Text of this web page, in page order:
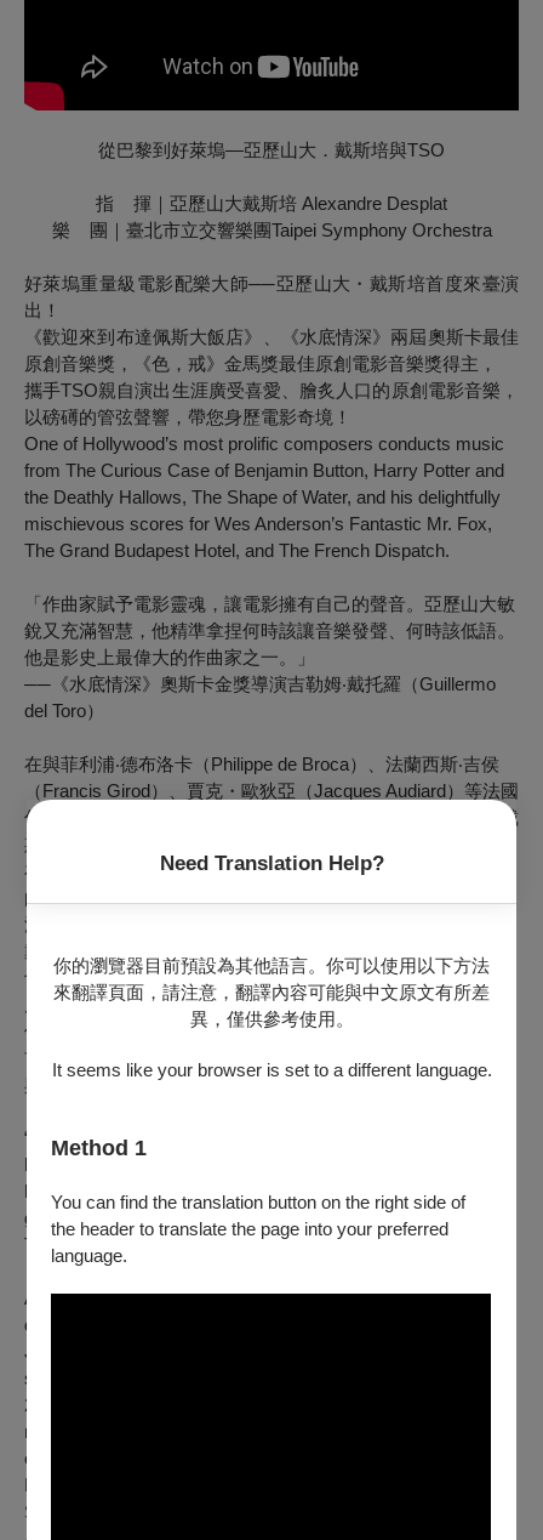
Need Translation Help?
你的瀏覽器目前預設為其他語言。你可以使用以下方法
來翻譯頁面，請注意，翻譯內容可能與中文原文有所差
異，僅供參考使用。
It seems like your browser is set to a different language.
Method 1
You can find the translation button on the right side of
the header to translate the page into your preferred
language.
從巴黎到好萊塢—亞歷山大．戴斯培與TSO
指 揮｜亞歷山大戴斯培 Alexandre Desplat
樂 團｜臺北市立交響樂團Taipei Symphony Orchestra
好萊塢重量級電影配樂大師──亞歷山大・戴斯培首度來臺演
出！
《歡迎來到布達佩斯大飯店》、《水底情深》兩屆奧斯卡最佳
原創音樂獎，《色，戒》金馬獎最佳原創電影音樂獎得主，
攜手TSO親自演出生涯廣受喜愛、膾炙人口的原創電影音樂，
以磅礡的管弦聲響，帶您身歷電影奇境！
One of Hollywood’s most prolific composers conducts music
from The Curious Case of Benjamin Button, Harry Potter and
the Deathly Hallows, The Shape of Water, and his delightfully
mischievous scores for Wes Anderson’s Fantastic Mr. Fox,
The Grand Budapest Hotel, and The French Dispatch.
「作曲家賦予電影靈魂，讓電影擁有自己的聲音。亞歷山大敏
銳又充滿智慧，他精準拿捏何時該讓音樂發聲、何時該低語。
他是影史上最偉大的作曲家之一。」
──《水底情深》奧斯卡金獎導演吉勒姆‧戴托羅（Guillermo
del Toro）
在與菲利浦‧德布洛卡（Philippe de Broca）、法蘭西斯‧吉侯
（Francis Girod）、賈克・歐狄亞（Jacques Audiard）等法國
傳奇導演合作完成50部歐洲電影配樂後，2003年亞歷山大・戴
斯培（Alexandre Desplat）以電影《戴珍珠耳環的少女》配樂
在好萊塢打響名號。20多年來，他成為影壇最炙手可熱且多產
的電影配樂作曲家之一，例如《班傑明的奇幻旅程》、《哈利
波特：死神的聖物》和《水底情深》等熱門大片。
戴斯培也多次與鬼才導演魏斯・安德森（Wes Anderson）密
切合作，包括《超級狐狸先生》、《歡迎來到布達佩斯大飯
店》及《法蘭西特派週報》。他為這些獨具風格電影所創作的
俏皮配樂，深受全球影迷與樂迷喜愛。這位兩屆奧斯卡得主將
首度登上臺北表演藝術中心大劇院，親自指揮呈現他最受讚譽
與喜愛的配樂作品。
“A composer gives the film a soul, its own voice. Alexandre
has the awareness, intelligence, and the ability to know when
he needs to propel his voice or whisper. He is one of the
greatest composers in the history of the genre.”- Guillermo del
Toro
After scoring 50 European films with legendary French
directors including Philippe de Broca, Francis Girod and
Jacques Audiard, Alexandre Desplat burst onto the Hollywood
scene with his evocative score for “Girl with a Pearl Earring” in
2003. And over the last two decades, he’s become one of the
most prolific film composers in the industry, having created the
enticing sound worlds for “The Curious Case of Benjamin
Button”, “Harry Potter and the Deathly Hallows”, and “The
Shape of Water”, among countless other blockbusters.